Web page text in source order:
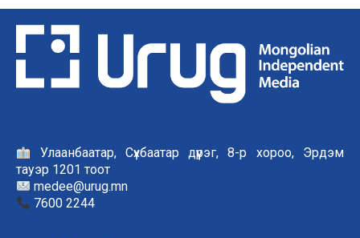
Улаанбаатар, Сүхбаатар дүүрэг, 8-р хороо, Эрдэм
тауэр 1201 тоот
medee@urug.mn
7600 2244